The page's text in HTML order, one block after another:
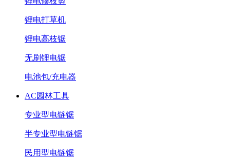
锂电打草机
锂电高枝锯
无刷锂电锯
电池包/充电器
AC园林工具
专业型电链锯
半专业型电链锯
民用型电链锯